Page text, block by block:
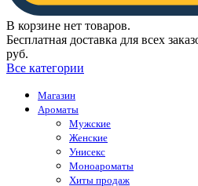
В корзине нет товаров.
Бесплатная доставка для всех
руб.
Все категории
Магазин
Ароматы
Мужские
Женские
Унисекс
Моноароматы
Хиты продаж